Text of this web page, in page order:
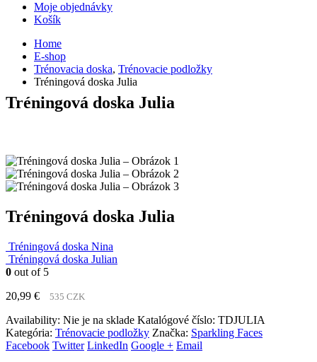
Moje objednávky
Košík
Home
E-shop
Trénovacia doska, Trénovacie podložky
Tréningová doska Julia
Tréningová doska Julia
Tréningová doska Julia
Tréningová doska Nina
Tréningová doska Julian
0 out of 5
20,99 € 535 CZK
Availability: Nie je na sklade Katalógové číslo: TDJULIA
Kategória: Trénovacie podložky Značka: Sparkling Faces
Facebook Twitter LinkedIn Google + Email